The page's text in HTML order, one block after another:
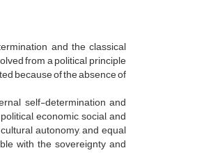
and the classical
from a political principle
because of the absence of
self-determination and
economic, social, and
autonomy, and equal
with the sovereignty and